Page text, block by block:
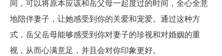
间，可以将原本应该和岳父母一起度过的时间，全心全意
地陪伴妻子，让她感受到你的关爱和宠爱。通过这种方
式，岳父岳母能够感受到你对妻子的珍视和对婚姻的重
视，从而心满意足，并且会对你印象更好。